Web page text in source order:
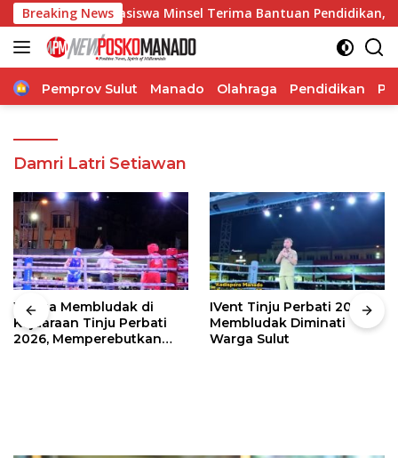
Langsung
ke
konten
Breaking News
180 Mahasiswa Minsel Terima Bantuan Pendidikan, Pemkab
Home
Pemprov Sulut Manado Olahraga Pendidikan
Damri Latri Setiawan
Warga Membludak di
Kejuaraan Tinju Perbati
2026, Memperebutkan
IVent Tinju Perbati 2026
Membludak Diminati
Warga Sulut